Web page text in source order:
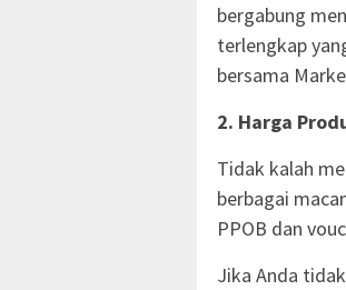
bergabung
terlengkap
bersama
2. Harga
Tidak kalah
berbagai
PPOB dan
Jika Anda